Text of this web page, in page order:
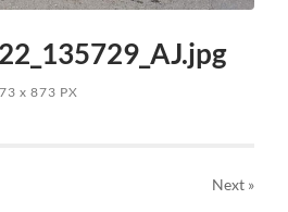
x 873 PX
Next»